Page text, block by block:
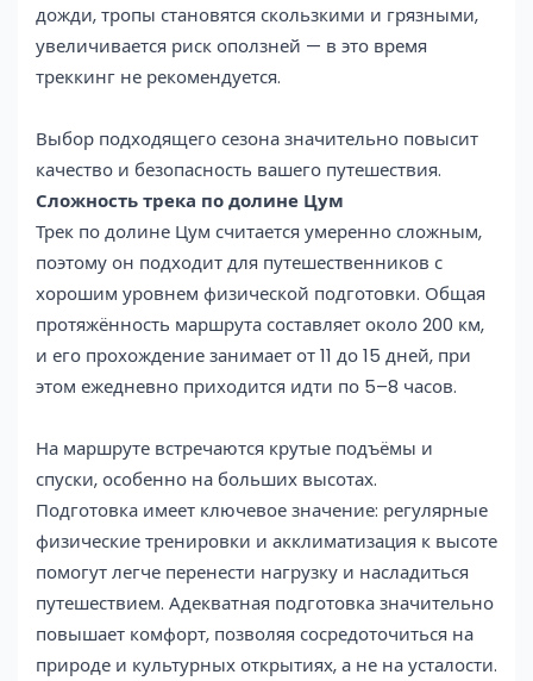
дожди, тропы становятся скользкими и грязными,
увеличивается риск оползней — в это время
треккинг не рекомендуется.
Выбор подходящего сезона значительно повысит
качество и безопасность вашего путешествия.
Сложность трека по долине Цум
Трек по долине Цум считается умеренно сложным,
поэтому он подходит для путешественников с
хорошим уровнем физической подготовки. Общая
протяжённость маршрута составляет около 200 км,
и его прохождение занимает от 11 до 15 дней, при
этом ежедневно приходится идти по 5–8 часов.
На маршруте встречаются крутые подъёмы и
спуски, особенно на больших высотах.
Подготовка имеет ключевое значение: регулярные
физические тренировки и акклиматизация к высоте
помогут легче перенести нагрузку и насладиться
путешествием. Адекватная подготовка значительно
повышает комфорт, позволяя сосредоточиться на
природе и культурных открытиях, а не на усталости.